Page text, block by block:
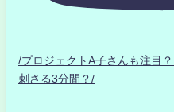
/プロジェクトA子さんも注
刺さる3分間？/